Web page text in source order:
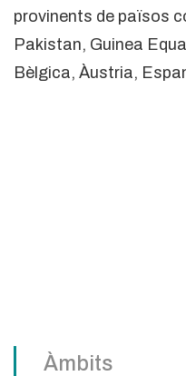
provinents de països
Pakistan, Guinea
Bèlgica, Àustria,
Àmbits